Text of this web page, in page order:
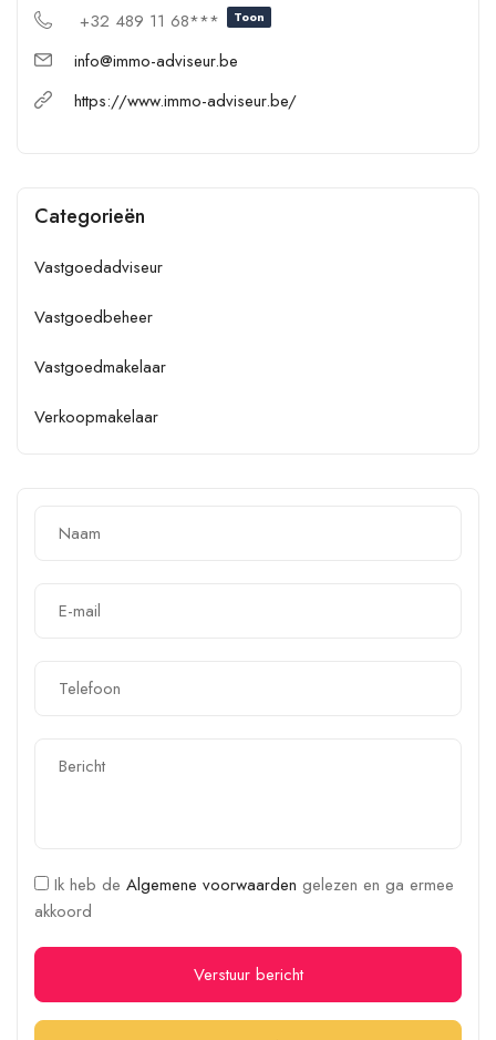
+32 489 11 68*** Toon
info@immo-adviseur.be
https://www.immo-adviseur.be/
Categorieën
Vastgoedadviseur
Vastgoedbeheer
Vastgoedmakelaar
Verkoopmakelaar
Ik heb de Algemene voorwaarden gelezen en ga ermee
akkoord
Verstuur bericht